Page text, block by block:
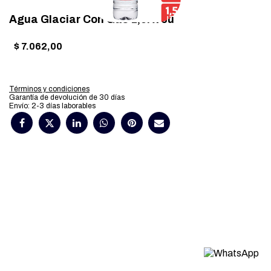
Agua Glaciar Con Gas 1,5l x 6u
$ 7.062,00
Términos y condiciones
Garantía de devolución de 30 días
Envío: 2-3 días laborables